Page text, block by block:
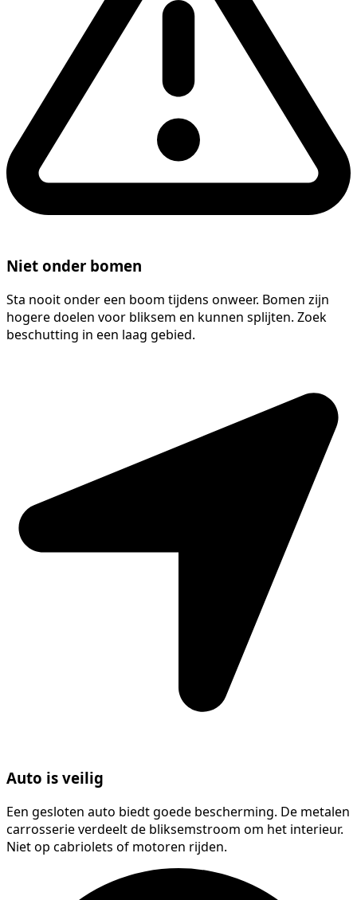
Niet onder bomen
Sta nooit onder een boom tijdens onweer. Bomen zijn
hogere doelen voor bliksem en kunnen splijten. Zoek
beschutting in een laag gebied.
Auto is veilig
Een gesloten auto biedt goede bescherming. De metalen
carrosserie verdeelt de bliksemstroom om het interieur.
Niet op cabriolets of motoren rijden.